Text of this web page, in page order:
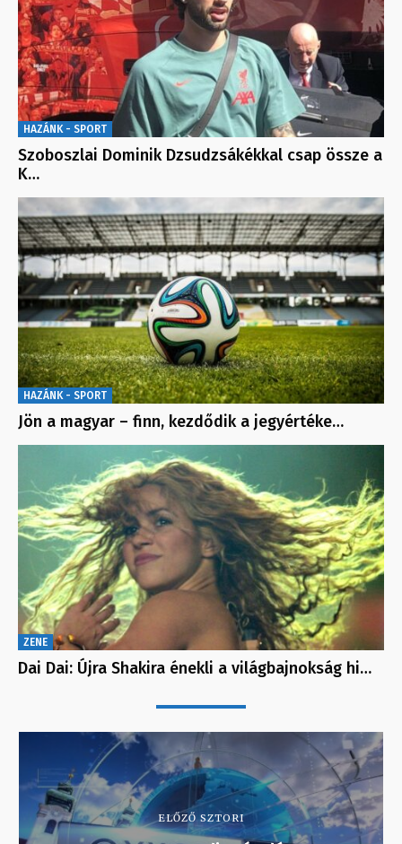
HAZÁNK - SPORT
Szoboszlai Dominik Dzsudzsákékkal csap össze a
K…
HAZÁNK - SPORT
Jön a magyar – finn, kezdődik a jegyértéke…
ZENE
Dai Dai: Újra Shakira énekli a világbajnokság hi…
ELŐZŐ SZTORI